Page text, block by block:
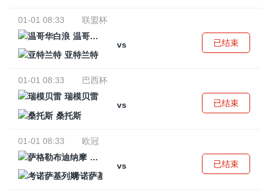
01-01 08:33
联盟杯
温哥华白浪
vs
亚特兰特
已结束
01-01 08:33
巴西杯
瑞模贝雷
vs
桑托斯
已结束
01-01 08:33
欧冠
萨格勒布迪纳摩
vs
考诺萨基列斯
已结束